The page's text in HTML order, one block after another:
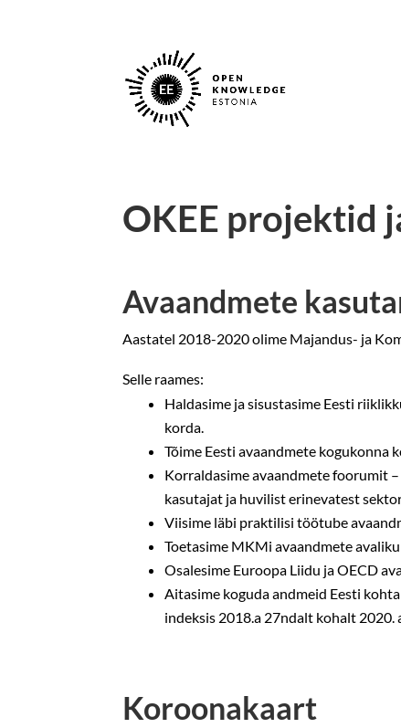
OKEE projektid
Avaandmete
Aastatel 2018-2020 olime Majandus- ja
Selle raames:
Haldasime ja sisustasime Eesti
korda.
Tõime Eesti avaandmete kogukonna
Korraldasime avaandmete foorumit
kasutajat ja huvilist erinevatest
Viisime läbi praktilisi töötube
Toetasime MKMi avaandmete
Osalesime Euroopa Liidu ja OECD
Aitasime koguda andmeid Eesti
indeksis 2018.a 27ndalt kohalt 2020.
Koroonakaart